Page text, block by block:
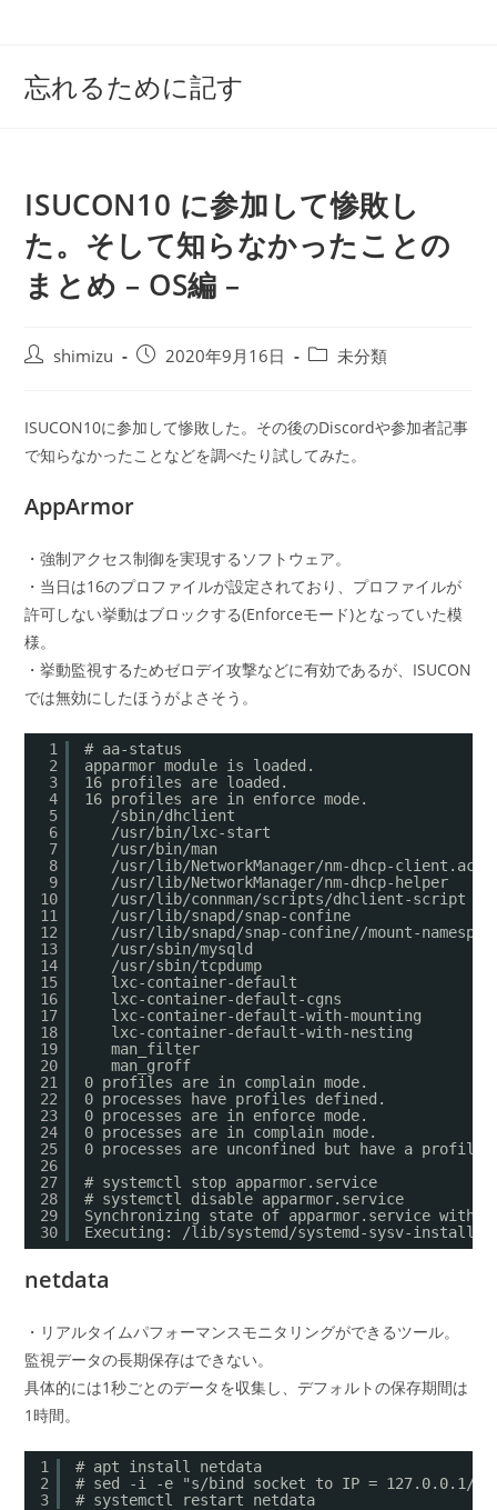
忘れるために記す
ISUCON10 に参加して惨敗し
た。そして知らなかったことの
まとめ – OS編 –
投
shimizu
投
開
日:
2020年9月16日
投
テ
ゴ
未分類
ISUCON10に参加して惨敗した。その後のDiscordや参加者記事
で知らなかったことなどを調べたり試してみた。
AppArmor
・強制アクセス制御を実現するソフトウェア。
・当日は16のプロファイルが設定されており、プロファイルが
許可しない挙動はブロックする(Enforceモード)となっていた模
様。
・挙動監視するためゼロデイ攻撃などに有効であるが、ISUCON
では無効にしたほうがよさそう。
1
2
3
4
5
6
7
8
9
10
11
12
13
14
15
16
17
18
19
20
21
22
23
24
25
26
27
28
29
30
# aa-status
apparmor module is loaded.
16 profiles are loaded.
16 profiles are in enforce mode.
/sbin/dhclient
/usr/bin/lxc-start
/usr/bin/man
/usr/lib/NetworkManager/nm-dhcp-
/usr/lib/NetworkManager/nm-dhcp-helper
/usr/lib/connman/scripts/dhclient-script
/usr/lib/snapd/snap-confine
/usr/lib/snapd/snap-confine//mount-
/usr/sbin/mysqld
/usr/sbin/tcpdump
lxc-container-default
lxc-container-default-cgns
lxc-container-default-with-mounting
lxc-container-default-with-nesting
man_filter
man_groff
0 profiles are in complain mode.
0 processes have profiles defined.
0 processes are in enforce mode.
0 processes are in complain mode.
0 processes are unconfined but have a profile
# systemctl stop apparmor.service
# systemctl disable apparmor.service
Synchronizing state of apparmor.service
Executing: /lib/systemd/systemd-sysv-install
netdata
・リアルタイムパフォーマンスモニタリングができるツール。
監視データの長期保存はできない。
具体的には1秒ごとのデータを収集し、デフォルトの保存期間は
1時間。
1
2
3
# apt install netdata
# sed -i -e "s/bind socket to IP = 127.0.0.1/
# systemctl restart netdata